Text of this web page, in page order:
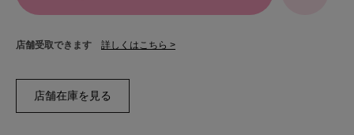
店舗受取できます 詳しくはこちら >